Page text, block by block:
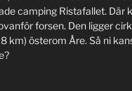
camping Ristafallet. Där
forsen. Den ligger
km) österom Åre. Så ni